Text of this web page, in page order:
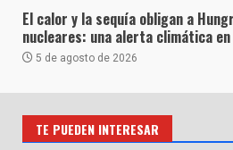
El calor y la sequía obligan a
nucleares: una alerta climática en
5 de agosto de 2026
TE PUEDEN INTERESAR